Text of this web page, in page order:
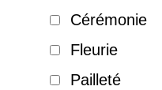
Cérémonie
Fleurie
Pailleté